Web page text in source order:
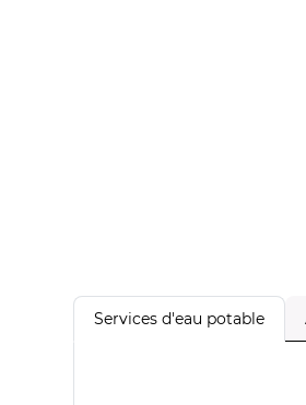
Services d'eau potable